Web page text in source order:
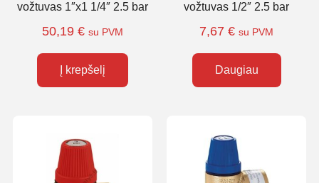
vožtuvas 1″x1 1/4″ 2.5 bar
50,19 € su PVM
Į krepšelį
vožtuvas 1/2″ 2.5 bar
7,67 € su PVM
Daugiau